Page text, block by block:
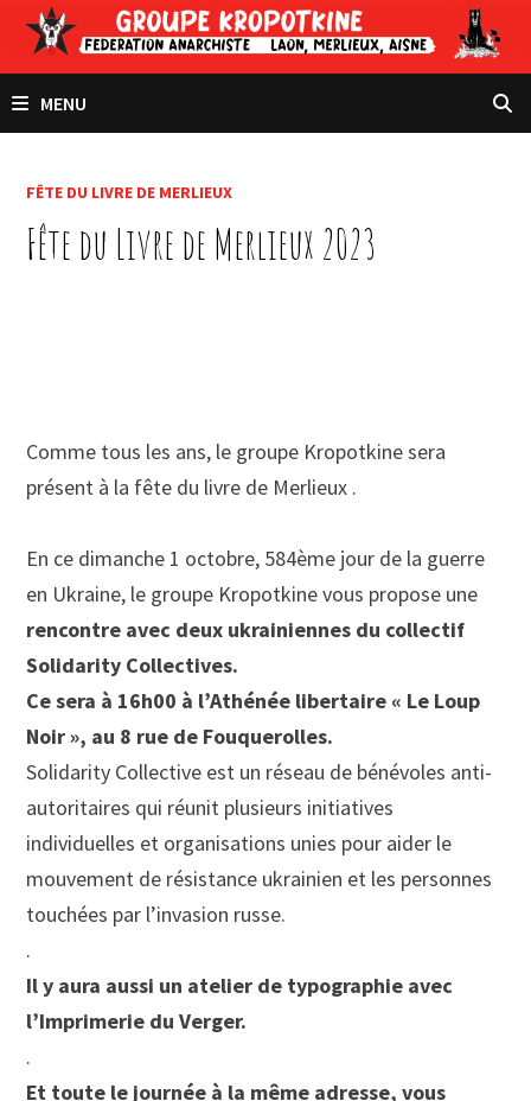
Passer
contenu
MENU
FÊTE DU LIVRE DE MERLIEUX
Fête du Livre de Merlieux 2023
Comme tous les ans, le groupe Kropotkine sera
présent à la fête du livre de Merlieux .
En ce dimanche 1 octobre, 584ème jour de la guerre
en Ukraine, le groupe Kropotkine vous propose une
rencontre avec deux ukrainiennes du collectif
Solidarity Collectives.
Ce sera à 16h00 à l’Athénée libertaire « Le Loup
Noir », au 8 rue de Fouquerolles.
Solidarity Collective est un réseau de bénévoles anti-
autoritaires qui réunit plusieurs initiatives
individuelles et organisations unies pour aider le
mouvement de résistance ukrainien et les personnes
touchées par l’invasion russe.
.
Il y aura aussi un atelier de typographie avec
l’Imprimerie du Verger.
.
Et toute le journée à la même adresse, vous